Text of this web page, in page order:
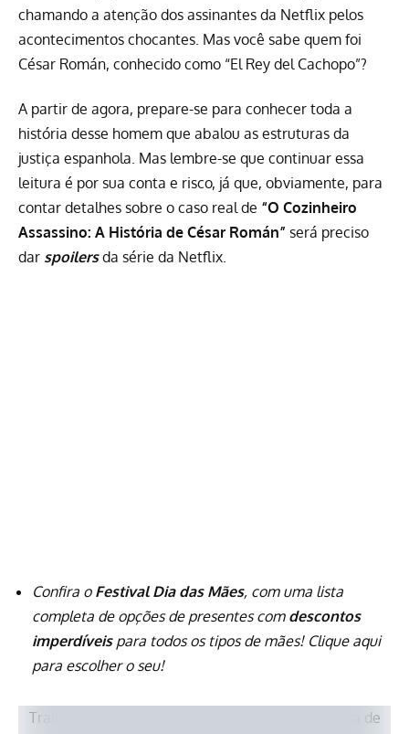
chamando a atenção dos assinantes da Netflix pelos
acontecimentos chocantes. Mas você sabe quem foi
César Román, conhecido como “El Rey del Cachopo”?
A partir de agora, prepare-se para conhecer toda a
história desse homem que abalou as estruturas da
justiça espanhola. Mas lembre-se que continuar essa
leitura é por sua conta e risco, já que, obviamente, para
contar detalhes sobre o caso real de “O Cozinheiro
Assassino: A História de César Román” será preciso
dar spoilersda série da Netflix.
Confira o Festival Dia das Mães, com uma lista
completa de opções de presentes com descontos
imperdíveispara todos os tipos de mães! Clique aqui
para escolher o seu!
Trailer da série “O Cozinheiro Assassino: A História de